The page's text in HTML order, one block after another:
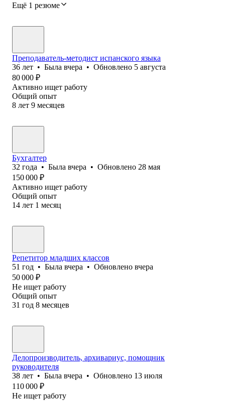
Ещё 1 резюме
Преподаватель-методист испанского языка
36 лет • Была вчера • Обновлено 5 августа
80 000 ₽
Активно ищет работу
Общий опыт
8 лет 9 месяцев
Бухгалтер
32 года • Была вчера • Обновлено 28 мая
150 000 ₽
Активно ищет работу
Общий опыт
14 лет 1 месяц
Репетитор младших классов
51 год • Была вчера • Обновлено вчера
50 000 ₽
Не ищет работу
Общий опыт
31 год 8 месяцев
Делопроизводитель, архивариус, помощник
руководителя
38 лет • Была вчера • Обновлено 13 июля
110 000 ₽
Не ищет работу